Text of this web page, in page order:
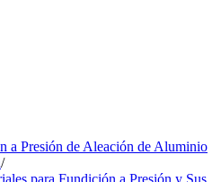
a Presión de Aleación de Aluminio
/
para Fundición a Presión y Sus